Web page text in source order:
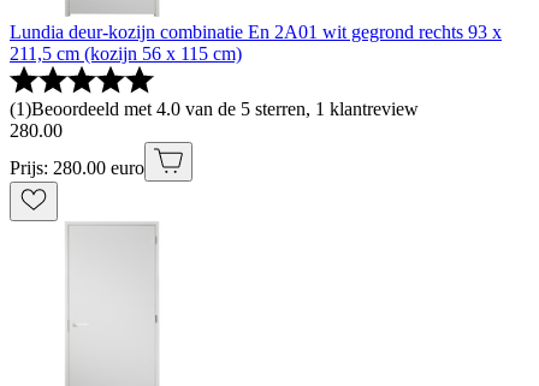
Lundia deur-kozijn combinatie En 2A01 wit gegrond rechts 93 x
211,5 cm (kozijn 56 x 115 cm)
(1)Beoordeeld met 4.0 van de 5 sterren, 1 klantreview
280.00
Prijs: 280.00 euro